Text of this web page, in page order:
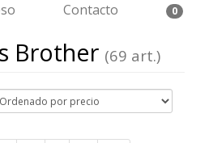
Contacto 0
Brother (69 art.)